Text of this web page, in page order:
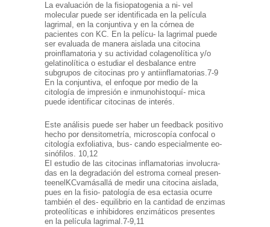
La evaluación de la fisiopatogenia a ni- vel
molecular puede ser identificada en la película
lagrimal, en la conjuntiva y en la córnea de
pacientes con KC. En la pelícu- la lagrimal puede
ser evaluada de manera aislada una citocina
proinflamatoria y su actividad colagenolítica y/o
gelatinolítica o estudiar el desbalance entre
subgrupos de citocinas pro y antiinflamatorias.7-9
En la conjuntiva, el enfoque por medio de la
citología de impresión e inmunohistoquí- mica
puede identificar citocinas de interés.
Este análisis puede ser haber un feedback positivo
hecho por densitometría, microscopía confocal o
citología exfoliativa, bus- cando especialmente eo-
sinófilos. 10,12
El estudio de las citocinas inflamatorias involucra-
das en la degradación del estroma corneal presen-
teenelKCvamásallá de medir una citocina aislada,
pues en la fisio- patología de esa ectasia ocurre
también el des- equilibrio en la cantidad de enzimas
proteolíticas e inhibidores enzimáticos presentes
en la película lagrimal.7-9,11